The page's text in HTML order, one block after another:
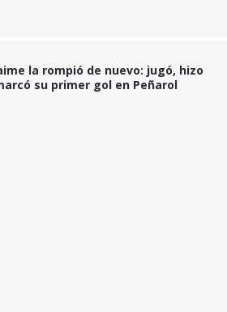
la rompió de nuevo: jugó, hizo
su primer gol en Peñarol